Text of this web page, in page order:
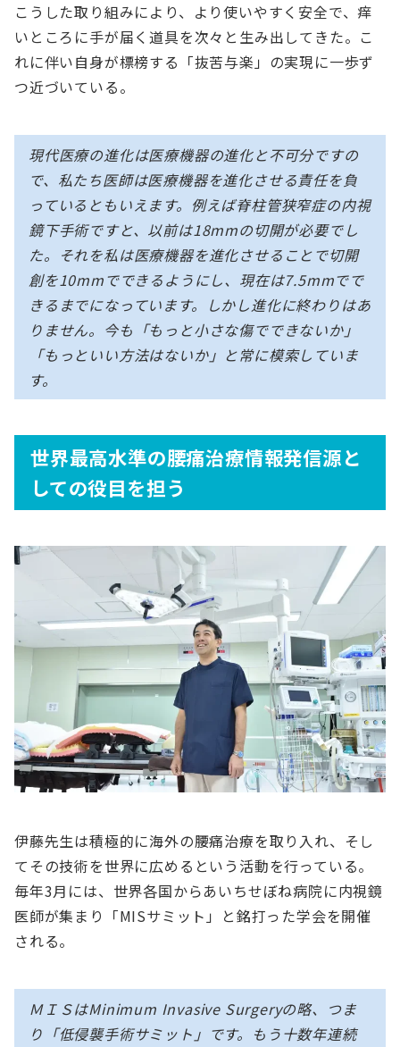
こうした取り組みにより、より使いやすく安全で、痒
いところに手が届く道具を次々と生み出してきた。こ
れに伴い自身が標榜する「抜苦与楽」の実現に一歩ず
つ近づいている。
現代医療の進化は医療機器の進化と不可分ですの
で、私たち医師は医療機器を進化させる責任を負
っているともいえます。例えば脊柱管狭窄症の内視
鏡下手術ですと、以前は18mmの切開が必要でし
た。それを私は医療機器を進化させることで切開
創を10mmでできるようにし、現在は7.5mmでで
きるまでになっています。しかし進化に終わりはあ
りません。今も「もっと小さな傷でできないか」
「もっといい方法はないか」と常に模索していま
す。
世界最高水準の腰痛治療情報発信源と
しての役目を担う
伊藤先生は積極的に海外の腰痛治療を取り入れ、そし
てその技術を世界に広めるという活動を行っている。
毎年3月には、世界各国からあいちせぼね病院に内視鏡
医師が集まり「MISサミット」と銘打った学会を開催
される。
ＭＩＳはMinimum Invasive Surgeryの略、つま
り「低侵襲手術サミット」です。もう十数年連続